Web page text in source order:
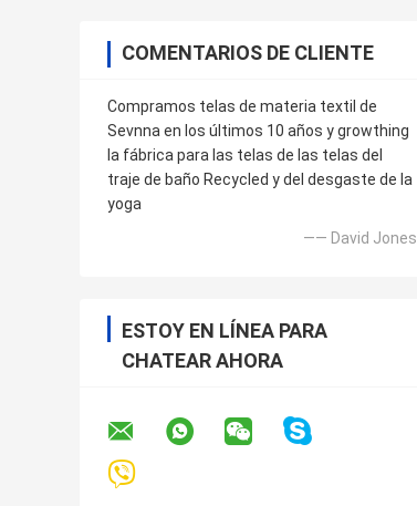
COMENTARIOS DE CLIENTE
Compramos telas de materia textil de
Sevnna en los últimos 10 años y growthing
la fábrica para las telas de las telas del
traje de baño Recycled y del desgaste de la
yoga
—— David Jones
ESTOY EN LÍNEA PARA
CHATEAR AHORA